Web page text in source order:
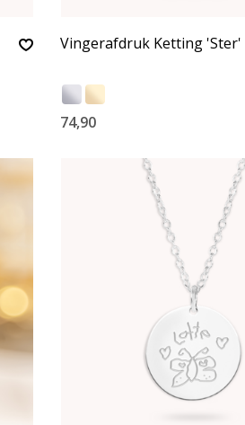
Vingerafdruk Ketting 'Ster'
74,90